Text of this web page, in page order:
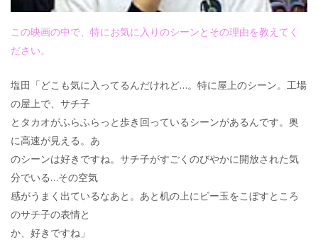
この映画の中で、特にお気に入りのシーンとその理由を教えてく
ださい。
塩田「どこも気に入ってるんだけれど…。特に屋上のシーン。工場
の屋上で、サチ子
とタカオがふらふらっと歩き回っているシーンがあるんです。奥
に高速が見える。あ
のシーンは好きですね。サチ子がすごくのびやかに開放された気
分でいる…その空気
感がうまく出ているなあと。あと机の上にビー玉をこぼすところ
のサチ子の表情と
か、好きですね」